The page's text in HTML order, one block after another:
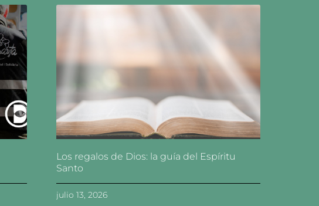
Los regalos de Dios: la guía del Espíritu
Santo
julio 13, 2026